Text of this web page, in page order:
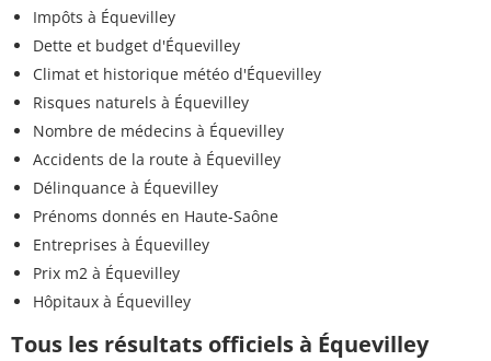
Impôts à Équevilley
Dette et budget d'Équevilley
Climat et historique météo d'Équevilley
Risques naturels à Équevilley
Nombre de médecins à Équevilley
Accidents de la route à Équevilley
Délinquance à Équevilley
Prénoms donnés en Haute-Saône
Entreprises à Équevilley
Prix m2 à Équevilley
Hôpitaux à Équevilley
Tous les résultats officiels à Équevilley